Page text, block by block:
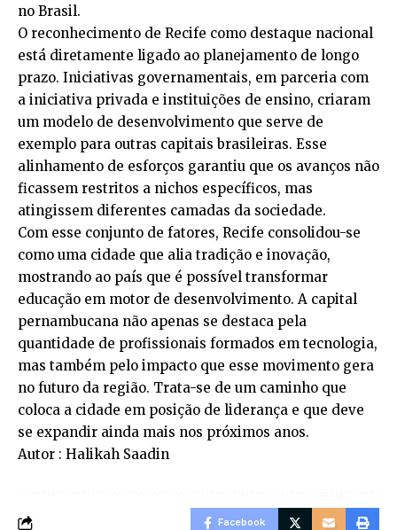
no Brasil.
O reconhecimento de Recife como destaque nacional
está diretamente ligado ao planejamento de longo
prazo. Iniciativas governamentais, em parceria com
a iniciativa privada e instituições de ensino, criaram
um modelo de desenvolvimento que serve de
exemplo para outras capitais brasileiras. Esse
alinhamento de esforços garantiu que os avanços não
ficassem restritos a nichos específicos, mas
atingissem diferentes camadas da sociedade.
Com esse conjunto de fatores, Recife consolidou-se
como uma cidade que alia tradição e inovação,
mostrando ao país que é possível transformar
educação em motor de desenvolvimento. A capital
pernambucana não apenas se destaca pela
quantidade de profissionais formados em tecnologia,
mas também pelo impacto que esse movimento gera
no futuro da região. Trata-se de um caminho que
coloca a cidade em posição de liderança e que deve
se expandir ainda mais nos próximos anos.
Autor : Halikah Saadin
Facebook